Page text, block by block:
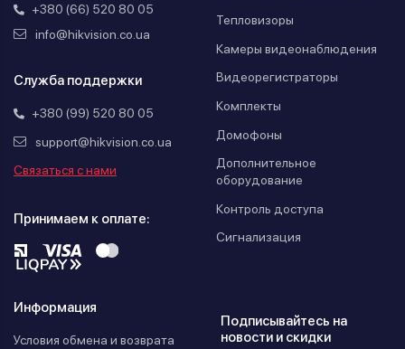
+380 (66) 520 80 05
info@hikvision.co.ua
Служба поддержки
+380 (99) 520 80 05
support@hikvision.co.ua
Связаться с нами
Принимаем к оплате:
Тепловизоры
Камеры видеонаблюдения
Видеорегистраторы
Комплекты
Домофоны
Дополнительное
оборудование
Контроль доступа
Сигнализация
Информация
Условия обмена и возврата
Подписывайтесь на
новости и скидки